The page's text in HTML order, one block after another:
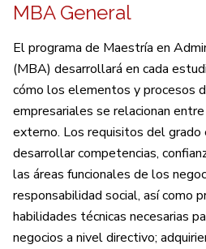
MBA General
El programa de Maestría en
(MBA) desarrollará en cada
cómo los elementos y procesos
empresariales se relacionan
externo. Los requisitos del grado
desarrollar competencias,
las áreas funcionales de los
responsabilidad social, así como
habilidades técnicas necesarias
negocios a nivel directivo;